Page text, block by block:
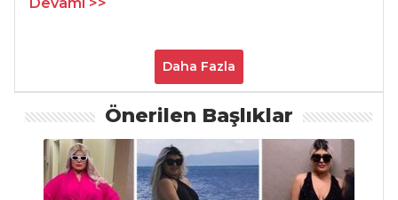
YEMEKLERI
Vegan Taco
Karışık Sebze
Dolması
Daha Fazla
Önerilen Başlıklar